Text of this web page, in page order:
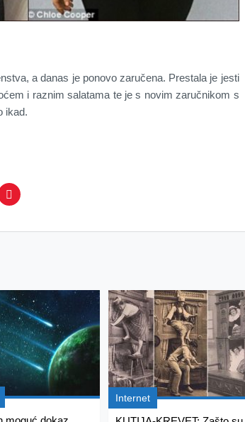
a danas je ponovo zaručena. Prestala je jesti
i raznim salatama te je s novim zaručnikom s
ikad.
Internet